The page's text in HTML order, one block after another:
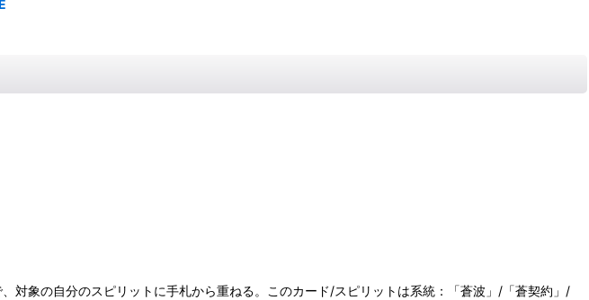
対象の自分のスピリットに手札から重ねる。このカード/スピリットは系統：「蒼波」/「蒼契約」/